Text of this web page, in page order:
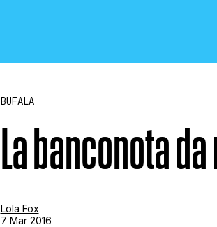
BUFALA
La banconota
Lola Fox
7 Mar 2016